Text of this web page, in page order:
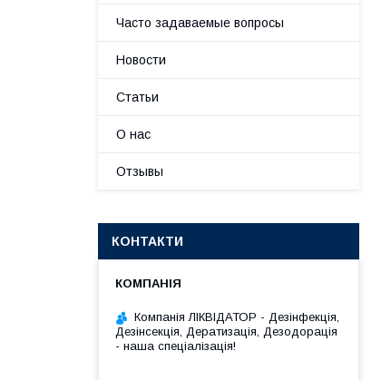
Часто задаваемые вопросы
Новости
Статьи
О нас
Отзывы
КОНТАКТИ
Компанія ЛІКВІДАТОР - Дезінфекція,
Дезінсекція, Дератизація, Дезодорація
- наша спеціалізація!